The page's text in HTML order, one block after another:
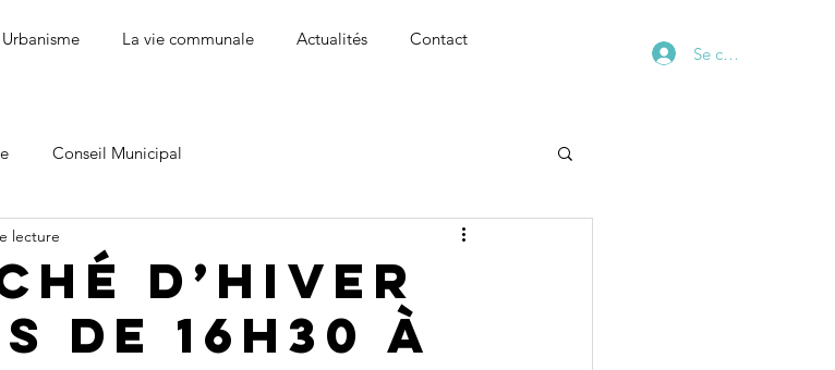
Urbanisme La vie communale Actualités Contact
Se connecter
Conseil Municipal
d’hiver
de 16h30 à
lecture